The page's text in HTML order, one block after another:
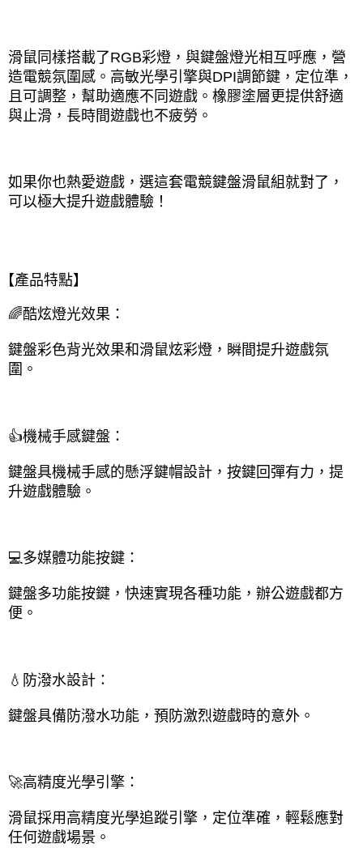
滑鼠同樣搭載了RGB彩燈，與鍵盤燈光相互呼應，營
造電競氛圍感。高敏光學引擎與DPI調節鍵，定位準，
且可調整，幫助適應不同遊戲。橡膠塗層更提供舒適
與止滑，長時間遊戲也不疲勞。
如果你也熱愛遊戲，選這套電競鍵盤滑鼠組就對了，
可以極大提升遊戲體驗！
【產品特點】
🌈酷炫燈光效果：
鍵盤彩色背光效果和滑鼠炫彩燈，瞬間提升遊戲氛
圍。
👍機械手感鍵盤：
鍵盤具機械手感的懸浮鍵帽設計，按鍵回彈有力，提
升遊戲體驗。
💻多媒體功能按鍵：
鍵盤多功能按鍵，快速實現各種功能，辦公遊戲都方
便。
💧防潑水設計：
鍵盤具備防潑水功能，預防激烈遊戲時的意外。
🚀高精度光學引擎：
滑鼠採用高精度光學追蹤引擎，定位準確，輕鬆應對
任何遊戲場景。